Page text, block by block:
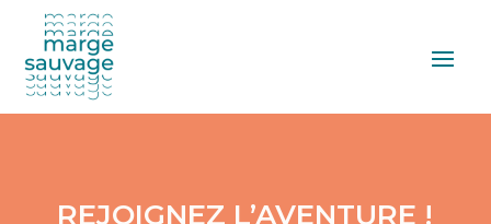
REJOIGNEZ L’AVENTURE !